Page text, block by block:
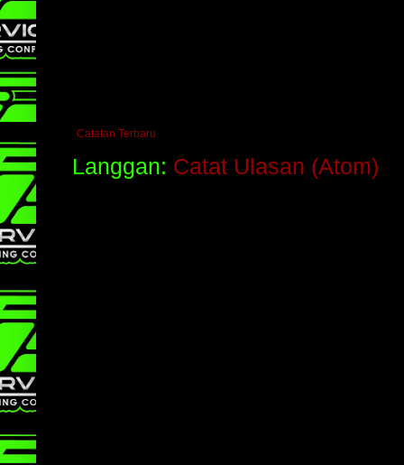
Catatan Terbaru
Langgan: Catat Ulasan (Atom)